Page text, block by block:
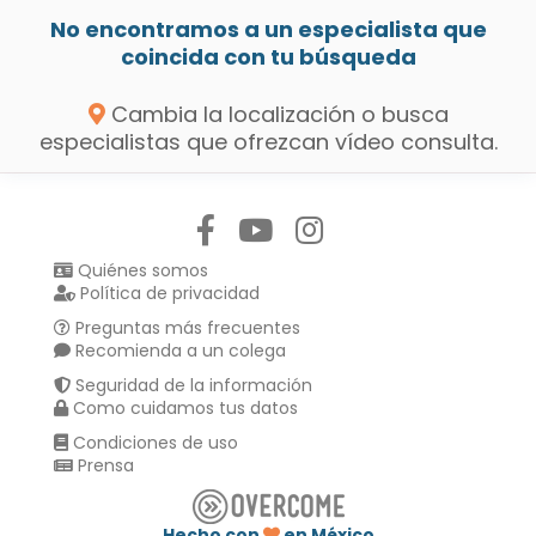
No encontramos a un especialista que
coincida con tu búsqueda
Cambia la localización o busca
especialistas que ofrezcan vídeo consulta.
Quiénes somos
Política de privacidad
Preguntas más frecuentes
Recomienda a un colega
Seguridad de la información
Como cuidamos tus datos
Condiciones de uso
Prensa